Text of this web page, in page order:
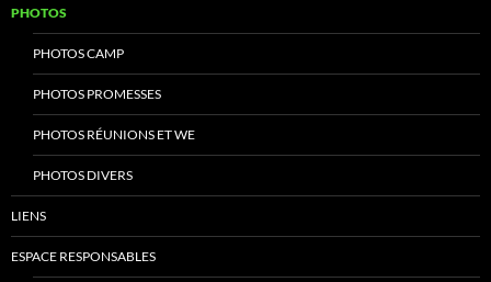
PHOTOS
PHOTOS CAMP
PHOTOS PROMESSES
PHOTOS RÉUNIONS ET WE
PHOTOS DIVERS
LIENS
ESPACE RESPONSABLES